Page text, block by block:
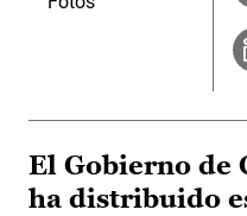
El Gobierno de
ha distribuido